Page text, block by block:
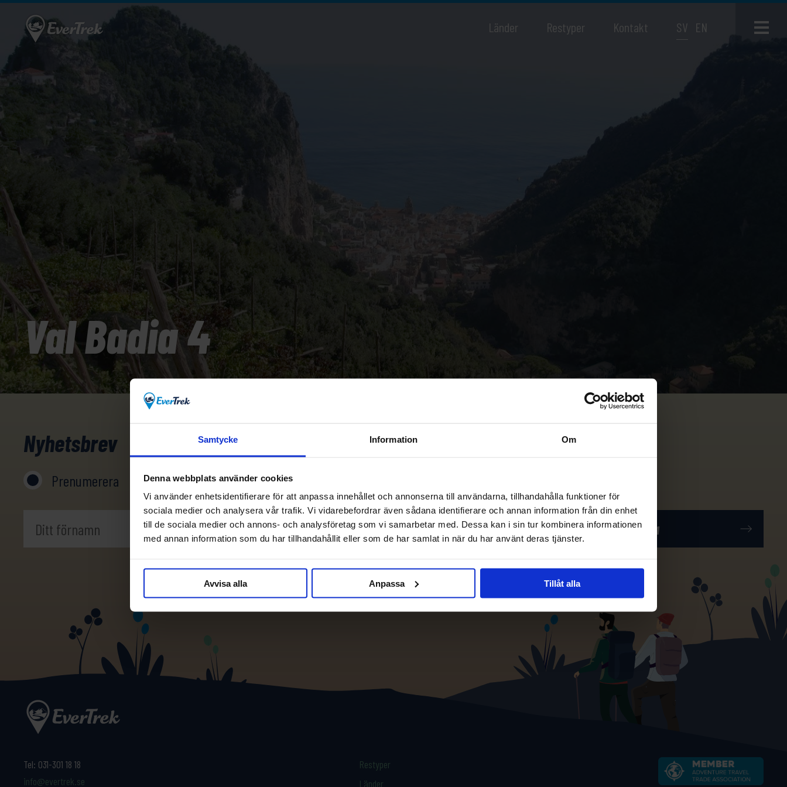
Samtycke Information Om
Denna webbplats använder cookies
Vi använder enhetsidentifierare för att anpassa innehållet och annonserna till användarna, tillhandahålla funktioner för
sociala medier och analysera vår trafik. Vi vidarebefordrar även sådana identifierare och annan information från din enhet
till de sociala medier och annons- och analysföretag som vi samarbetar med. Dessa kan i sin tur kombinera informationen
med annan information som du har tillhandahållit eller som de har samlat in när du har använt deras tjänster.
Avvisa alla Anpassa Tillåt alla
Länder Restyper Kontakt SV EN
Val Badia 4
Nyhetsbrev
Prenumerera Avprenumerera
Tel: 031-301 18 18
info@evertrek.se
Restyper
Länder